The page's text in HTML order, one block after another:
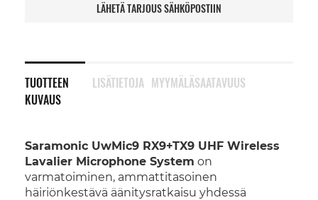
LÄHETÄ TARJOUS SÄHKÖPOSTIIN
TUOTTEEN
KUVAUS
Saramonic UwMic9 RX9+TX9 UHF Wireless
Lavalier Microphone System on
varmatoiminen, ammattitasoinen
häiriönkestävä äänitysratkaisu yhdessä
LISÄTIETOJA MYYMÄLÄSAATAVUUS